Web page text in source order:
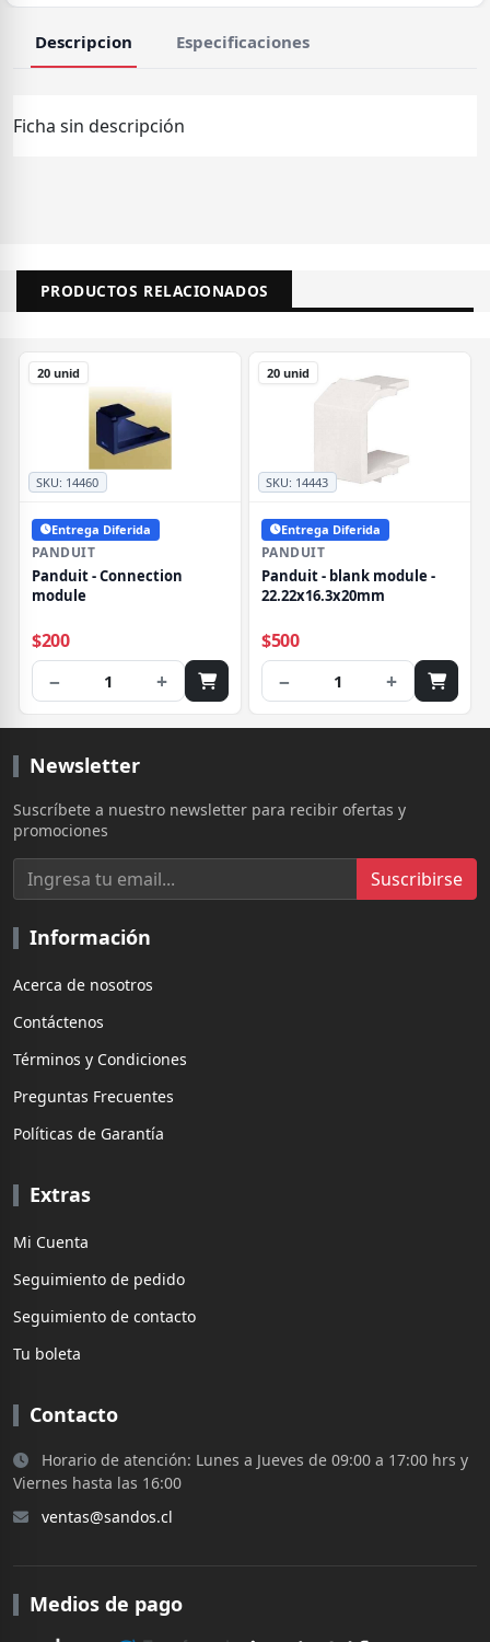
Descripcion Especificaciones
Ficha sin descripción
PRODUCTOS RELACIONADOS
SKU: 14460
20 unid
Entrega Diferida
PANDUIT
Panduit - Connection
module
$200
− 1 +
SKU: 14443
20 unid
Entrega Diferida
PANDUIT
Panduit - blank module -
22.22x16.3x20mm
$500
− 1 +
Newsletter
Suscríbete a nuestro newsletter para recibir ofertas y
promociones
Suscribirse
Información
Acerca de nosotros
Contáctenos
Términos y Condiciones
Preguntas Frecuentes
Políticas de Garantía
Extras
Mi Cuenta
Seguimiento de pedido
Seguimiento de contacto
Tu boleta
Contacto
Horario de atención: Lunes a Jueves de 09:00 a 17:00 hrs y
Viernes hasta las 16:00
ventas@sandos.cl
Medios de pago